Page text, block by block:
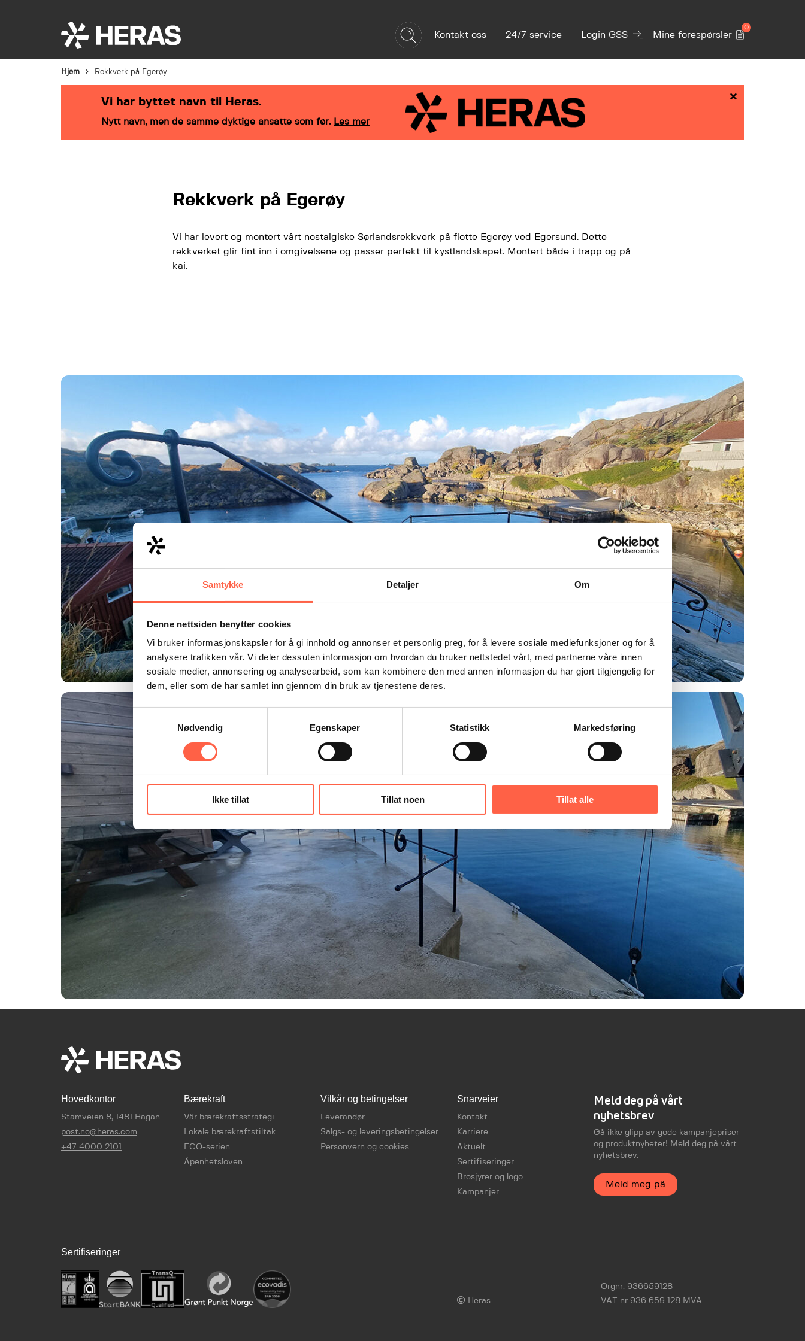
Samtykke Detaljer Om
Denne nettsiden benytter cookies
Vi bruker informasjonskapsler for å gi innhold og annonser et personlig preg, for å levere sosiale mediefunksjoner og for å
analysere trafikken vår. Vi deler dessuten informasjon om hvordan du bruker nettstedet vårt, med partnerne våre innen
sosiale medier, annonsering og analysearbeid, som kan kombinere den med annen informasjon du har gjort tilgjengelig for
dem, eller som de har samlet inn gjennom din bruk av tjenestene deres.
Nødvendig
Egenskaper Statistikk Markedsføring
Ikke tillat Tillat noen Tillat alle
Kontakt oss 24/7 service Login GSS Mine forespørsler
0
Bransjeløsninger Produkter
Hjem Rekkverk på Egerøy
×
Vi har byttet navn til Heras.
Nytt navn, men de samme dyktige ansatte som før. Les mer
Rekkverk på Egerøy
Vi har levert og montert vårt nostalgiske Sørlandsrekkverk på flotte Egerøy ved Egersund. Dette
rekkverket glir fint inn i omgivelsene og passer perfekt til kystlandskapet. Montert både i trapp og på
kai.
Hovedkontor
Stamveien 8, 1481 Hagan
post.no@heras.com
+47 4000 2101
Bærekraft
Vår bærekraftsstrategi
Lokale bærekraftstiltak
ECO-serien
Åpenhetsloven
Vilkår og betingelser
Leverandør
Salgs- og leveringsbetingelser
Personvern og cookies
Snarveier
Kontakt
Karriere
Aktuelt
Sertifiseringer
Brosjyrer og logo
Kampanjer
Meld deg på vårt
nyhetsbrev
Gå ikke glipp av gode kampanjepriser
og produktnyheter! Meld deg på vårt
nyhetsbrev.
Meld meg på
Sertifiseringer
Heras
Orgnr. 936659128
VAT nr 936 659 128 MVA